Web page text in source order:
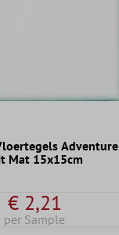
Adventure
Mat 15x15cm
€ 2,21
per Sample